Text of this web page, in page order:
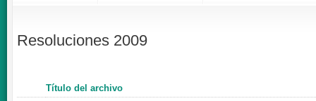
Resoluciones 2009
Título del archivo